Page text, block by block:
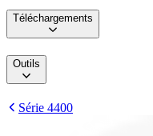
Téléchargements
Outils
Série 4400